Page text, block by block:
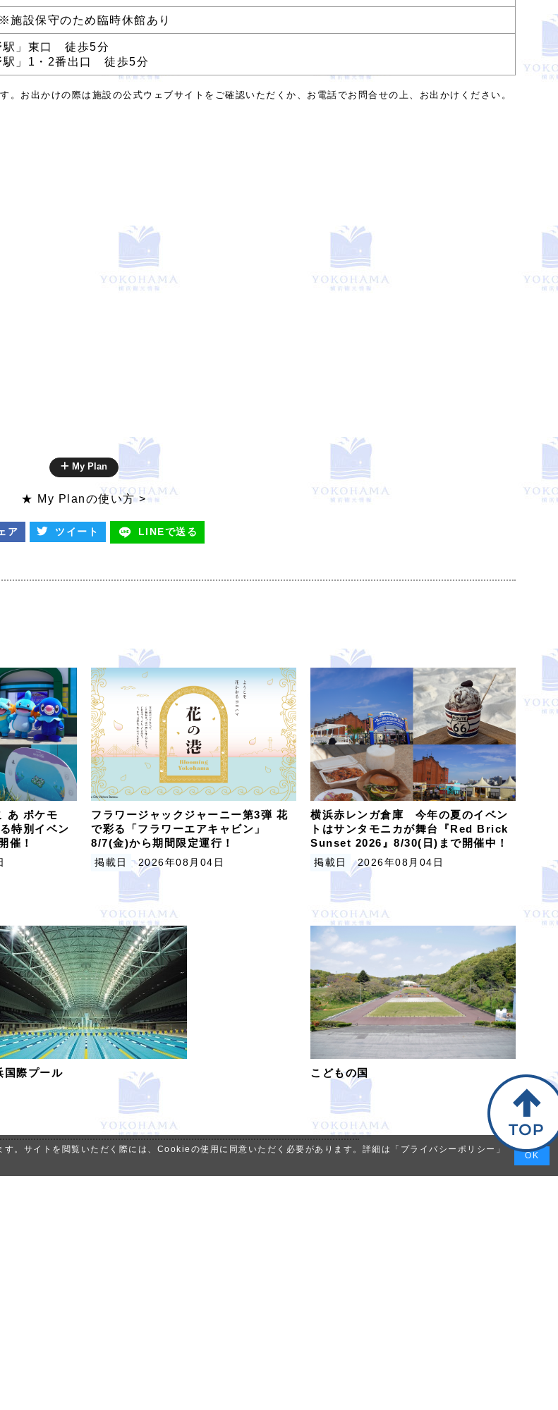
。サイトを閲覧いただく際には、Cookieの使用に同意いただく必要があります。詳細は「 プライバシーポリシー 」
OK
設保守のため臨時休館あり
駅」東口 徒歩5分
駅」1・2番出口 徒歩5分
お出かけの際は施設の公式ウェブサイトをご確認いただくか、お電話でお問合せの上、お出かけください。
My Plan
★ My Planの使い方 >
ア ツイート LINEで送る
あ ポケモ
特別イベン
催！
フラワージャックジャーニー第3弾 花
で彩る「フラワーエアキャビン」
8/7(金)から期間限定運行！
掲載日 2026年08月04日
横浜赤レンガ倉庫 今年の夏のイベン
トはサンタモニカが舞台『Red Brick
Sunset 2026』8/30(日)まで開催中！
掲載日 2026年08月04日
国際プール こどもの国